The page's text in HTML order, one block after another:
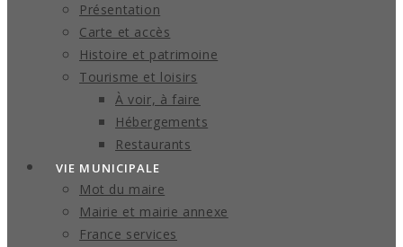
Présentation
Carte et accès
Histoire et patrimoine
Tourisme et loisirs
À voir, à faire
Hébergements
Restaurants
VIE MUNICIPALE
Mot du maire
Mairie et mairie annexe
France services